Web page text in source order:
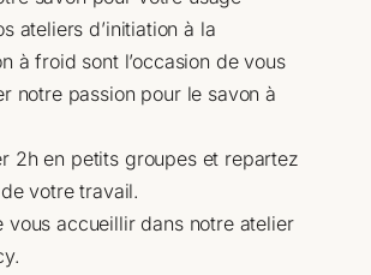
ateliers d’initiation à la
à froid sont l’occasion de vous
notre passion pour le savon à
2h en petits groupes et repartez
votre travail.
vous accueillir dans notre atelier